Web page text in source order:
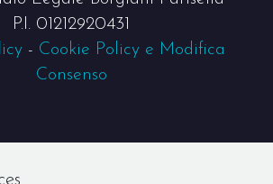
P.I. 01212920431
- Cookie Policy e Modifica
Consenso